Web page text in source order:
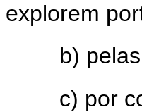
explorem
b) pelas
c) por